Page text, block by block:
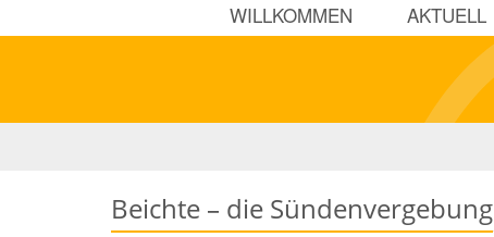
WILLKOMMEN AKTUELL
Beichte – die Sündenvergebung